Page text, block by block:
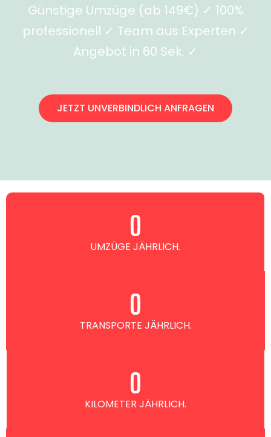
Günstige Umzüge (ab 149€) ✓ 100%
professionell ✓ Team aus Experten ✓
Angebot in 60 Sek. ✓
JETZT UNVERBINDLICH ANFRAGEN
UMZÜGE JÄHRLICH.
0
TRANSPORTE JÄHRLICH.
0
KILOMETER JÄHRLICH.
0